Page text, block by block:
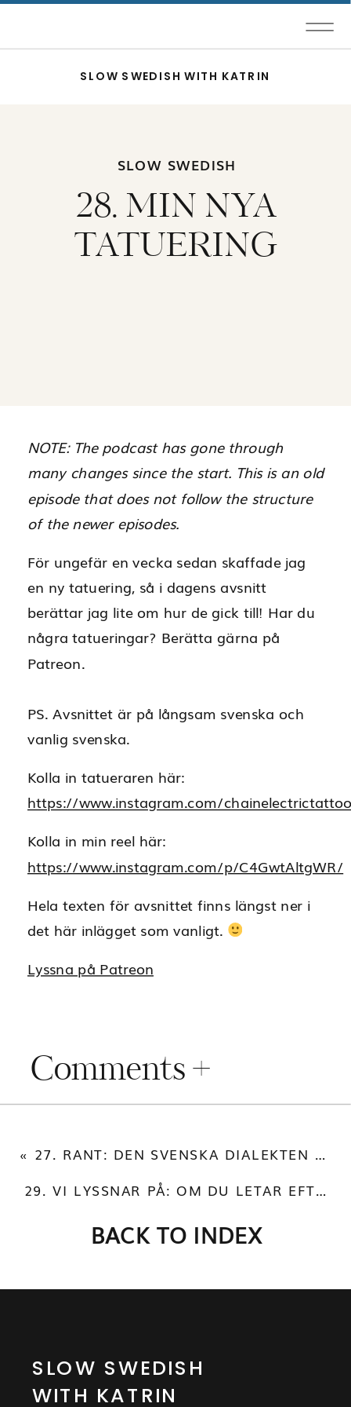
SLOW SWEDISH WITH KATRIN
28. MIN NYA
TATUERING
SLOW SWEDISH
NOTE: The podcast has gone through
many changes since the start. This is an old
episode that does not follow the structure
of the newer episodes.
För ungefär en vecka sedan skaffade jag
en ny tatuering, så i dagens avsnitt
berättar jag lite om hur de gick till! Har du
några tatueringar? Berätta gärna på
Patreon.
PS. Avsnittet är på långsam svenska och
vanlig svenska.
Kolla in tatueraren här:
https://www.instagram.com/
Kolla in min reel här:
https://www.instagram.com/p/C4GwtAltgWR/
Hela texten för avsnittet finns längst ner i
det här inlägget som vanligt.
Lyssna på Patreon
Comments +
BACK TO INDEX
29. VI LYSSNAR PÅ: OM DU LETAR EFTER NÅN AV MELISSA HORN
« 27. RANT: DEN SVENSKA DIALEKTEN SOM ANVÄNDER INKORREKT GRAMMATIK
SLOW SWEDISH
WITH KATRIN